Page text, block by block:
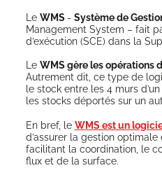
Le WMS - Sys­tème de
Mana­ge­ment Sys­tem – fait
d’exécution (SCE) dans la
Le WMS gère les opé­ra­tions
Autre­ment dit, ce type de
le stock entre les 4 murs
les stocks dépor­tés sur un
En bref, le WMS est un
d’assurer la ges­tion
faci­li­tant la coor­di­na­tion, le
flux et de la surface.